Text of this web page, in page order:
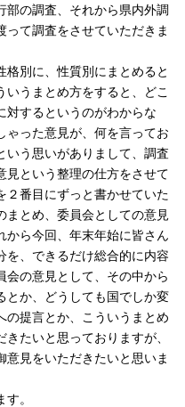
の調査、それから県内外調
て調査をさせていただきま
別に、性質別にまとめると
うまとめ方をすると、どこ
対するというのがわからな
ゃった意見が、何を言ってお
いう思いがありまして、調査
見という整理の仕方をさせて
２番目にずっと書かせていた
まとめ、委員会としての意見
から今回、年末年始に皆さん
を、できるだけ総合的に内容
会の意見として、その中から
とか、どうしても国でしか変
の提言とか、こういうまとめ
たいと思っておりますが、
意見をいただきたいと思いま
。